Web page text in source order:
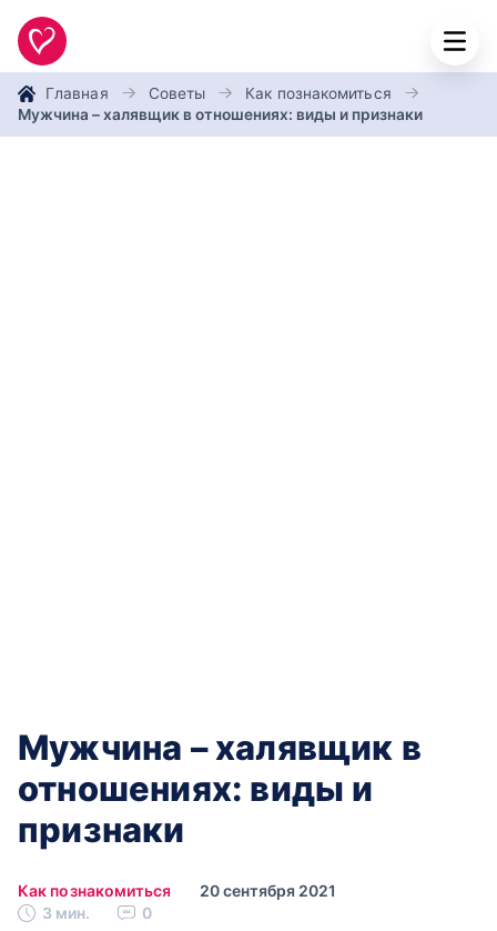
Главная Советы
Как познакомиться
Мужчина – халявщик в отношениях: виды и признаки
Мужчина – халявщик в
отношениях: виды и
признаки
Как познакомиться
20 сентября 2021
3 мин.
0